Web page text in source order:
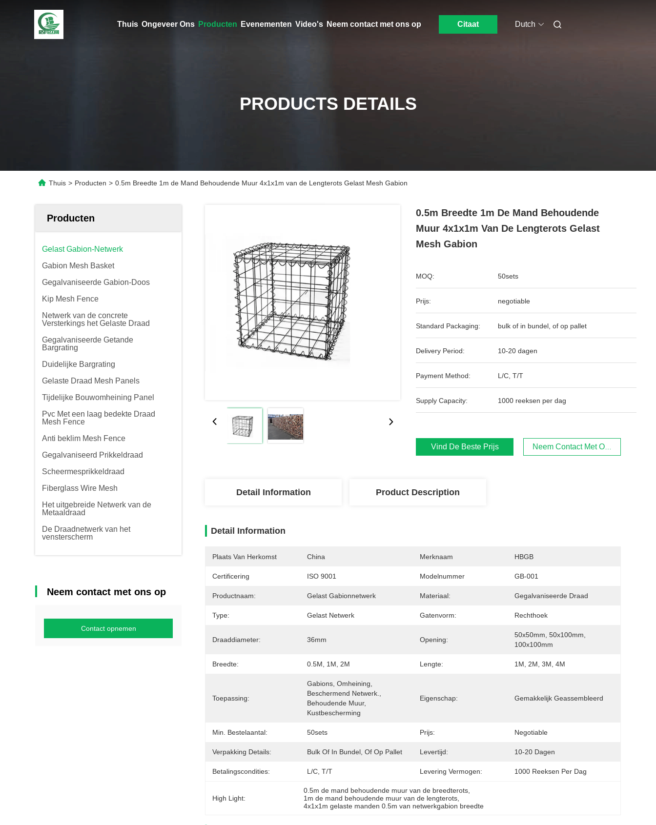
Thuis Ongeveer Ons Producten Evenementen Video's Neem contact met ons op Citaat Dutch
PRODUCTS DETAILS
Thuis > Producten > 0.5m Breedte 1m de Mand Behoudende Muur 4x1x1m van de Lengterots Gelast Mesh Gabion
Producten
Gelast Gabion-Netwerk
Gabion Mesh Basket
Gegalvaniseerde Gabion-Doos
Kip Mesh Fence
Netwerk van de concrete
Versterkings het Gelaste Draad
Gegalvaniseerde Getande
Bargrating
Duidelijke Bargrating
Gelaste Draad Mesh Panels
Tijdelijke Bouwomheining Panel
Pvc Met een laag bedekte Draad
Mesh Fence
Anti beklim Mesh Fence
Gegalvaniseerd Prikkeldraad
Scheermesprikkeldraad
Fiberglass Wire Mesh
Het uitgebreide Netwerk van de
Metaaldraad
De Draadnetwerk van het
vensterscherm
Neem contact met ons op
Contact opnemen
0.5m Breedte 1m De Mand Behoudende
Muur 4x1x1m Van De Lengterots Gelast
Mesh Gabion
MOQ: 50sets
Prijs: negotiable
Standard Packaging: bulk of in bundel, of op pallet
Delivery Period: 10-20 dagen
Payment Method: L/C, T/T
Supply Capacity: 1000 reeksen per dag
Vind De Beste Prijs Neem Contact Met Ons Op
Detail Information Product Description
Detail Information
Plaats Van Herkomst China Merknaam HBGB
Certificering ISO 9001 Modelnummer GB-001
Productnaam: Gelast Gabionnetwerk Materiaal: Gegalvaniseerde Draad
Type: Gelast Netwerk Gatenvorm: Rechthoek
Draaddiameter: 36mm Opening:
50x50mm, 50x100mm,
100x100mm
Breedte: 0.5M, 1M, 2M Lengte: 1M, 2M, 3M, 4M
Toepassing:
Gabions, Omheining,
Beschermend Netwerk.,
Behoudende Muur,
Kustbescherming
Eigenschap: Gemakkelijk Geassembleerd
Min. Bestelaantal: 50sets Prijs: Negotiable
Verpakking Details: Bulk Of In Bundel, Of Op Pallet Levertijd: 10-20 Dagen
Betalingscondities: L/C, T/T Levering Vermogen: 1000 Reeksen Per Dag
High Light:
0.5m de mand behoudende muur van de breedterots
1m de mand behoudende muur van de lengterots
4x1x1m gelaste manden 0.5m van netwerkgabion breedte